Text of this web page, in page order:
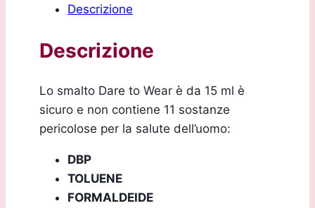
Descrizione
Descrizione
Lo smalto Dare to Wear è da 15 ml è
sicuro e non contiene 11 sostanze
pericolose per la salute dell’uomo:
DBP
TOLUENE
FORMALDEIDE